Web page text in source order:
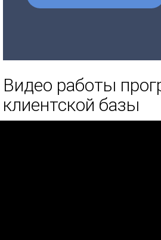
Видео работы
клиентской базы